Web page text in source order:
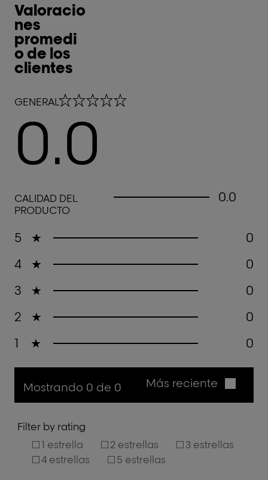
5 ★
0
4
★
0
3
★
0
2
★
0
1
★ 0
Valoracio
nes
promedi
o de los
clientes
GENERAL
0.0 out of 5 stars
0.0
CALIDAD DEL
PRODUCTO
0.0
Mostrando 0 de 0 Más reciente
Filter by rating
1 estrella
2 estrellas
3 estrellas
4 estrellas
5 estrellas